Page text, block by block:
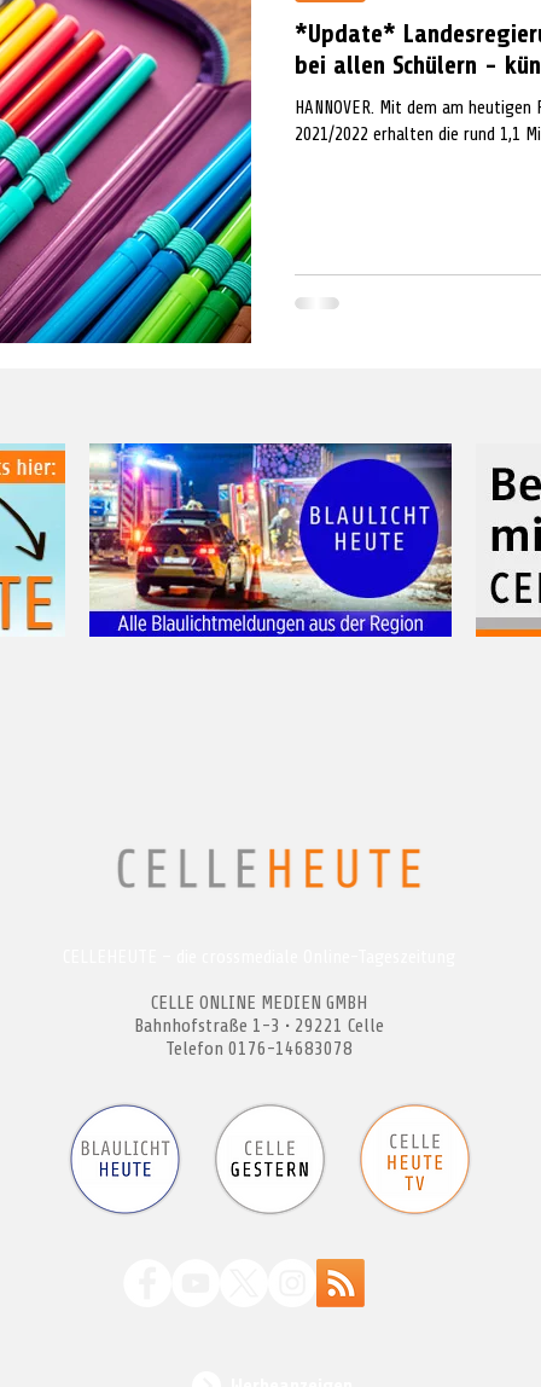
*Update*
bei allen Schülern -
HANNOVER. Mit dem am
2021/2022 erhalten die rund 1,1
CELLE ONLINE MEDIEN GMBH
Bahnhofstraße 1-3 • 29221 Celle
Telefon 0176-14683078